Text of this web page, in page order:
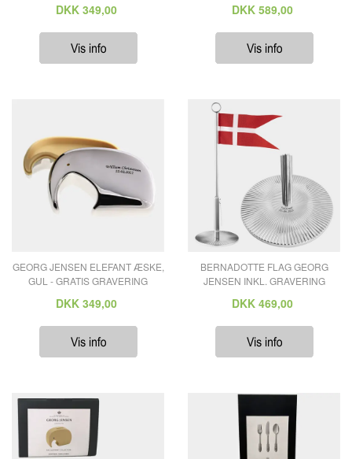
DKK 349,00 DKK 589,00
GEORG JENSEN ELEFANT ÆSKE,
GUL - GRATIS GRAVERING
DKK 349,00
BERNADOTTE FLAG GEORG
JENSEN INKL. GRAVERING
DKK 469,00